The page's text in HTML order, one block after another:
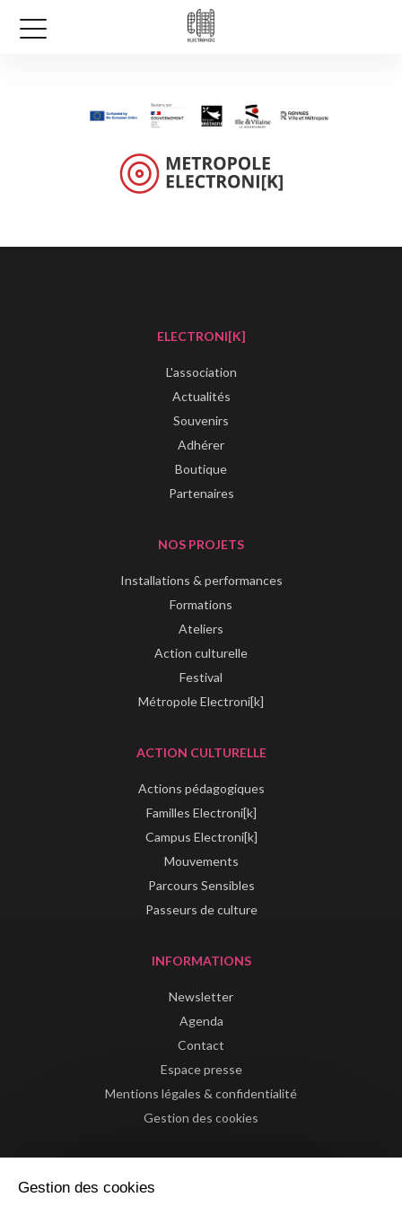
ELECTRONI[K]
L'association
Actualités
Souvenirs
Adhérer
Boutique
Partenaires
NOS PROJETS
Installations & performances
Formations
Ateliers
Action culturelle
Festival
Métropole Electroni[k]
ACTION CULTURELLE
Actions pédagogiques
Familles Electroni[k]
Campus Electroni[k]
Mouvements
Parcours Sensibles
Passeurs de culture
INFORMATIONS
Newsletter
Agenda
Contact
Espace presse
Mentions légales & confidentialité
Gestion des cookies
Gestion des cookies